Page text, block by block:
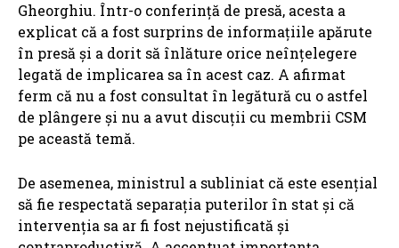
Gheorghiu. Într-o conferință de presă, acesta a
explicat că a fost surprins de informațiile apărute
în presă și a dorit să înlăture orice neînțelegere
legată de implicarea sa în acest caz. A afirmat
ferm că nu a fost consultat în legătură cu o astfel
de plângere și nu a avut discuții cu membrii CSM
pe această temă.
De asemenea, ministrul a subliniat că este esențial
să fie respectată separația puterilor în stat și că
intervenția sa ar fi fost nejustificată și